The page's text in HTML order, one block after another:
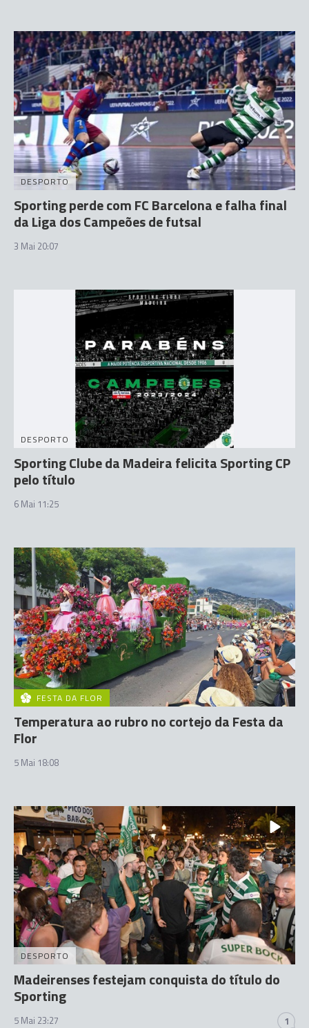
DESPORTO
Sporting perde com FC Barcelona e falha final
da Liga dos Campeões de futsal
3 Mai 20:07
DESPORTO
Sporting Clube da Madeira felicita Sporting CP
pelo título
6 Mai 11:25
FESTA DA FLOR
Temperatura ao rubro no cortejo da Festa da
Flor
5 Mai 18:08
DESPORTO
Madeirenses festejam conquista do título do
Sporting
5 Mai 23:27 1